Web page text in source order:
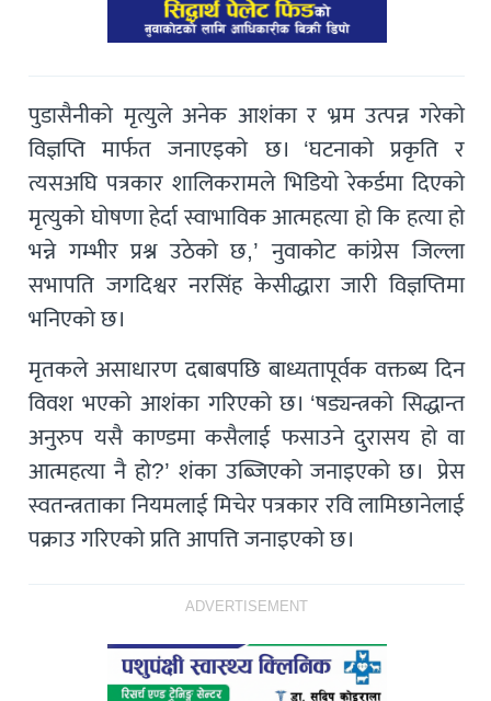
पुडासैनीको मृत्युले अनेक आशंका र भ्रम उत्पन्न गरेको
विज्ञप्ति मार्फत जनाएइको छ। ‘घटनाको प्रकृति र
त्यसअघि पत्रकार शालिकरामले भिडियो रेकर्डमा दिएको
मृत्युको घोषणा हेर्दा स्वाभाविक आत्महत्या हो कि हत्या हो
भन्ने गम्भीर प्रश्न उठेको छ,’ नुवाकोट कांग्रेस जिल्ला
सभापति जगदिश्वर नरसिंह केसीद्धारा जारी विज्ञप्तिमा
भनिएको छ।
मृतकले असाधारण दबाबपछि बाध्यतापूर्वक वक्तब्य दिन
विवश भएको आशंका गरिएको छ। ‘षड्यन्त्रको सिद्धान्त
अनुरुप यसै काण्डमा कसैलाई फसाउने दुरासय हो वा
आत्महत्या नै हो?’ शंका उब्जिएको जनाइएको छ। प्रेस
स्वतन्त्रताका नियमलाई मिचेर पत्रकार रवि लामिछानेलाई
पक्राउ गरिएको प्रति आपत्ति जनाइएको छ।
ADVERTISEMENT